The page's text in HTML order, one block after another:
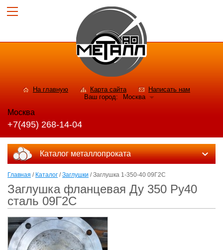
На главную Карта сайта
Написать нам
Ваш город:
Москва
Москва
+7(495) 268-14-04
Каталог металлопроката
Главная / Каталог /Заглушки / Заглушка 1-350-40 09Г2С
Заглушка фланцевая Ду 350 Ру40
сталь 09Г2С